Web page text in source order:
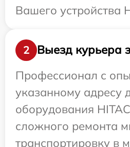
Вашего устройства
2
Выезд курьера
Профессионал с
указанному адресу
оборудования
сложного ремонта
транспортировку в